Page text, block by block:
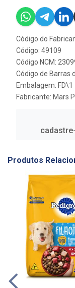
Código do
Código: 49109
Código NCM:
Código de Barras
Embalagem: FD\1
Fabricante: Mars
Produtos